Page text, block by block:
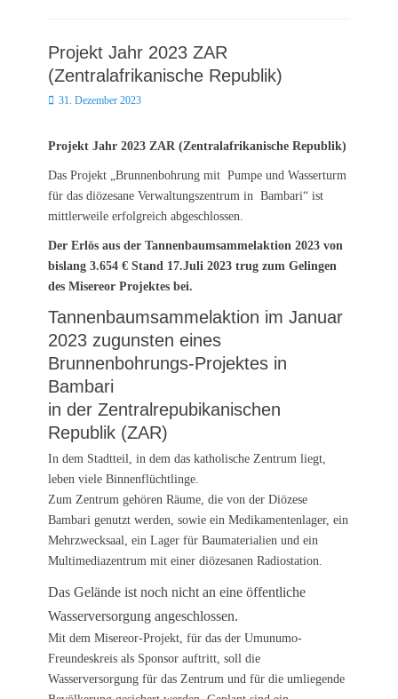
Projekt Jahr 2023 ZAR
(Zentralafrikanische Republik)
Posted
31. Dezember 2023
Projekt Jahr 2023 ZAR (Zentralafrikanische Republik)
Das Projekt „Brunnenbohrung mit Pumpe und Wasserturm
für das diözesane Verwaltungszentrum in Bambari“ ist
mittlerweile erfolgreich abgeschlossen.
Der Erlös aus der Tannenbaumsammelaktion 2023 von
bislang 3.654 € Stand 17.Juli 2023 trug zum Gelingen
des Misereor Projektes bei.
Tannenbaumsammelaktion im Januar
2023 zugunsten eines
Brunnenbohrungs-Projektes in
Bambari
in der Zentralrepubikanischen
Republik (ZAR)
In dem Stadtteil, in dem das katholische Zentrum liegt,
leben viele Binnenflüchtlinge.
Zum Zentrum gehören Räume, die von der Diözese
Bambari genutzt werden, sowie ein Medikamentenlager, ein
Mehrzwecksaal, ein Lager für Baumaterialien und ein
Multimediazentrum mit einer diözesanen Radiostation.
Das Gelände ist noch nicht an eine öffentliche
Wasserversorgung angeschlossen.
Mit dem Misereor-Projekt, für das der Umunumo-
Freundeskreis als Sponsor auftritt, soll die
Wasserversorgung für das Zentrum und für die umliegende